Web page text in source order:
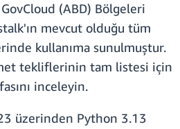
(ABD) Bölgeleri
mevcut olduğu tüm
kullanıma sunulmuştur.
tekliflerinin tam listesi için
inceleyin.
üzerinden Python 3.13